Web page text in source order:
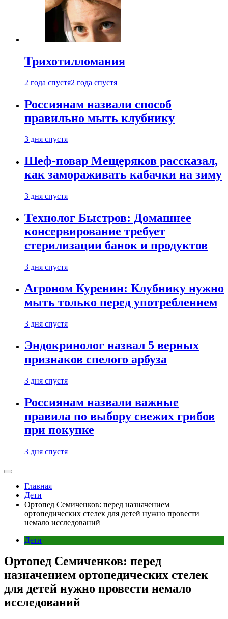
Трихотилломания
2 года спустя2 года спустя
Россиянам назвали способ
правильно мыть клубнику
3 дня спустя
Шеф-повар Мещеряков рассказал,
как замораживать кабачки на зиму
3 дня спустя
Технолог Быстров: Домашнее
консервирование требует
стерилизации банок и продуктов
3 дня спустя
Агроном Куренин: Клубнику нужно
мыть только перед употреблением
3 дня спустя
Эндокринолог назвал 5 верных
признаков спелого арбуза
3 дня спустя
Россиянам назвали важные
правила по выбору свежих грибов
при покупке
3 дня спустя
Главная
Дети
Ортопед Семиченков: перед назначением
ортопедических стелек для детей нужно провести
немало исследований
Дети
Ортопед Семиченков: перед
назначением ортопедических стелек
для детей нужно провести немало
исследований